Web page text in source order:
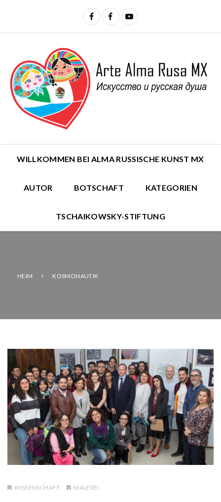
WILLKOMMEN BEI ALMA RUSSISCHE KUNST MX
AUTOR BOTSCHAFT KATEGORIEN
TSCHAIKOWSKY-STIFTUNG
HEIM KOSMONAUTIK
WISSENSCHAFT MALEREI